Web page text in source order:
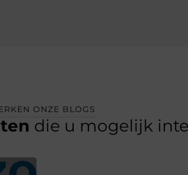
ONZE BLOGS
die u mogelijk